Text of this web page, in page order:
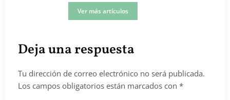
Ver más artículos
Deja una respuesta
Tu dirección de correo electrónico no será publicada.
Los campos obligatorios están marcados con *